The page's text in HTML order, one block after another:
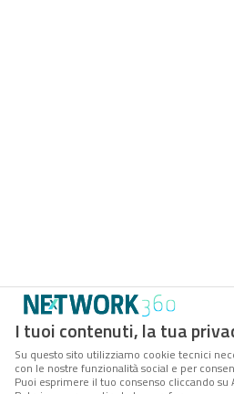
I tuoi contenuti, la tua
Su questo sito utilizziamo cookie tecnici
con le nostre funzionalità social e per
Puoi esprimere il tuo consenso cliccando su